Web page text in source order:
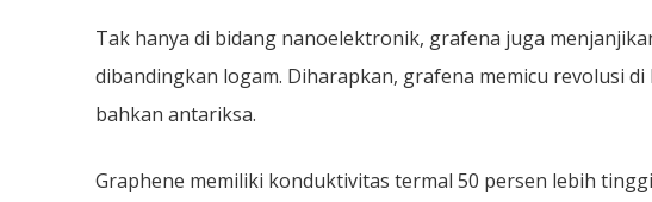
Tak hanya di bidang nanoelektronik, grafena juga
dibandingkan logam. Diharapkan, grafena memicu revolusi
bahkan antariksa.
Graphene memiliki konduktivitas termal 50 persen lebih